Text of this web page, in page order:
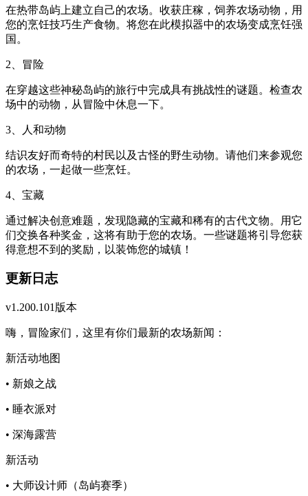
在热带岛屿上建立自己的农场。收获庄稼，饲养农场动物，用
您的烹饪技巧生产食物。将您在此模拟器中的农场变成烹饪强
国。
2、冒险
在穿越这些神秘岛屿的旅行中完成具有挑战性的谜题。检查农
场中的动物，从冒险中休息一下。
3、人和动物
结识友好而奇特的村民以及古怪的野生动物。请他们来参观您
的农场，一起做一些烹饪。
4、宝藏
通过解决创意难题，发现隐藏的宝藏和稀有的古代文物。用它
们交换各种奖金，这将有助于您的农场。一些谜题将引导您获
得意想不到的奖励，以装饰您的城镇！
更新日志
v1.200.101版本
嗨，冒险家们，这里有你们最新的农场新闻：
新活动地图
• 新娘之战
• 睡衣派对
• 深海露营
新活动
• 大师设计师（岛屿赛季）